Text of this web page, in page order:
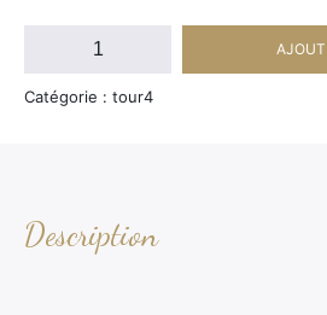
quantité
2026_FSGT_Dimanche_tour4_019
Catégorie : tour4
Description